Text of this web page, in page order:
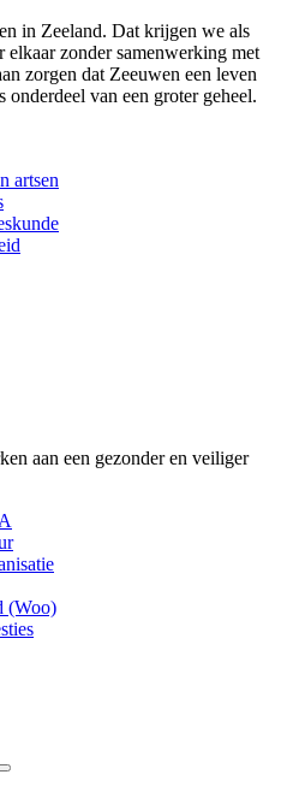
in Zeeland. Dat krijgen we als
zonder samenwerking met
zorgen dat Zeeuwen een leven
onderdeel van een groter geheel.
artsen
aan een gezonder en veiliger
(Woo)